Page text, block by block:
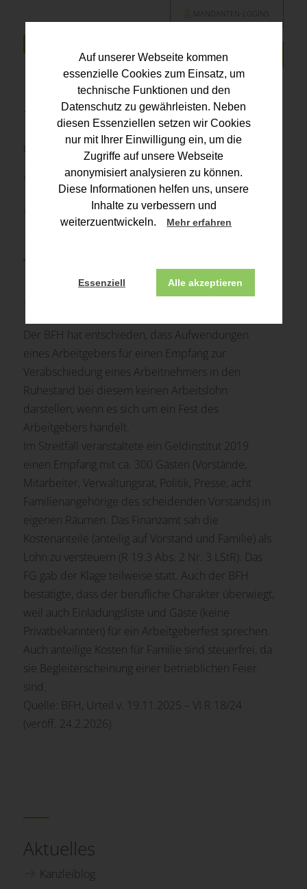
Auf unserer Webseite kommen
essenzielle Cookies zum Einsatz, um
technische Funktionen und den
Datenschutz zu gewährleisten. Neben
diesen Essenziellen setzen wir Cookies
nur mit Ihrer Einwilligung ein, um die
Zugriffe auf unsere Webseite
anonymisiert analysieren zu können.
Diese Informationen helfen uns, unsere
Inhalte zu verbessern und
weiterzuentwickeln.
Mehr erfahren
Essenziell Alle akzeptieren
MANDANTEN-LOGINS
09.04.2026 | Für Unternehmer
Verabschiedungsfeier
des Arbeitgebers führt
nicht zu Arbeitslohn
Der BFH hat entschieden, dass Aufwendungen
eines Arbeitgebers für einen Empfang zur
Verabschiedung eines Arbeitnehmers in den
Ruhestand bei diesem keinen Arbeitslohn
darstellen, wenn es sich um ein Fest des
Arbeitgebers handelt.
Im Streitfall veranstaltete ein Geldinstitut 2019
einen Empfang mit ca. 300 Gästen (Vorstände,
Mitarbeiter, Verwaltungsrat, Politik, Presse, acht
Familienangehörige des scheidenden Vorstands) in
eigenen Räumen. Das Finanzamt sah die
Kostenanteile (anteilig auf Vorstand und Familie) als
Lohn zu versteuern (R 19.3 Abs. 2 Nr. 3 LStR). Das
FG gab der Klage teilweise statt. Auch der BFH
bestätigte, dass der berufliche Charakter überwiegt,
weil auch Einladungsliste und Gäste (keine
Privatbekannten) für ein Arbeitgeberfest sprechen.
Auch anteilige Kosten für Familie sind steuerfrei, da
sie Begleiterscheinung einer betrieblichen Feier
sind.
Quelle: BFH, Urteil v. 19.11.2025 – VI R 18/24
(veröff. 24.2.2026)
Aktuelles
Kanzleiblog